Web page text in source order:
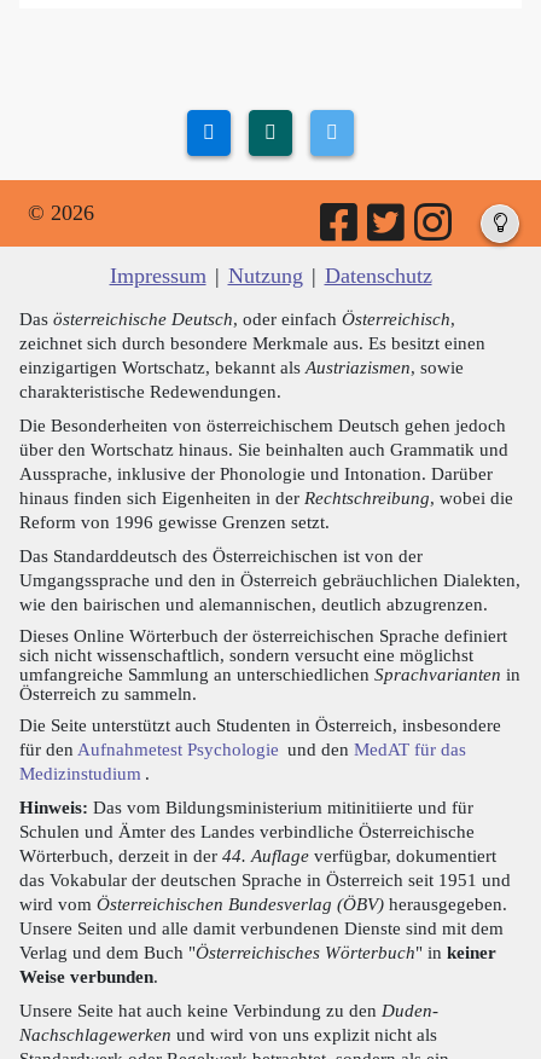
© 2026
Impressum | Nutzung | Datenschutz
Das österreichische Deutsch, oder einfach Österreichisch,
zeichnet sich durch besondere Merkmale aus. Es besitzt einen
einzigartigen Wortschatz, bekannt als Austriazismen, sowie
charakteristische Redewendungen.
Die Besonderheiten von österreichischem Deutsch gehen jedoch
über den Wortschatz hinaus. Sie beinhalten auch Grammatik und
Aussprache, inklusive der Phonologie und Intonation. Darüber
hinaus finden sich Eigenheiten in der Rechtschreibung, wobei die
Reform von 1996 gewisse Grenzen setzt.
Das Standarddeutsch des Österreichischen ist von der
Umgangssprache und den in Österreich gebräuchlichen Dialekten,
wie den bairischen und alemannischen, deutlich abzugrenzen.
Dieses Online Wörterbuch der österreichischen Sprache definiert
sich nicht wissenschaftlich, sondern versucht eine möglichst
umfangreiche Sammlung an unterschiedlichen Sprachvarianten in
Österreich zu sammeln.
Die Seite unterstützt auch Studenten in Österreich, insbesondere
für den Aufnahmetest Psychologie und den MedAT für das
Medizinstudium .
Hinweis: Das vom Bildungsministerium mitinitiierte und für
Schulen und Ämter des Landes verbindliche Österreichische
Wörterbuch, derzeit in der 44. Auflage verfügbar, dokumentiert
das Vokabular der deutschen Sprache in Österreich seit 1951 und
wird vom Österreichischen Bundesverlag (ÖBV) herausgegeben.
Unsere Seiten und alle damit verbundenen Dienste sind mit dem
Verlag und dem Buch "Österreichisches Wörterbuch" in keiner
Weise verbunden.
Unsere Seite hat auch keine Verbindung zu den Duden-
Nachschlagewerken und wird von uns explizit nicht als